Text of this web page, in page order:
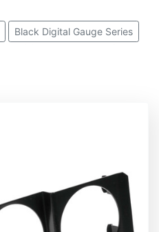
Black Digital Gauge Series